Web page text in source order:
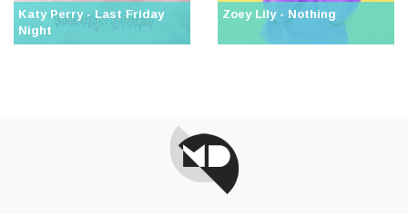
Katy Perry - Last Friday
Night
Zoey Lily - Nothing